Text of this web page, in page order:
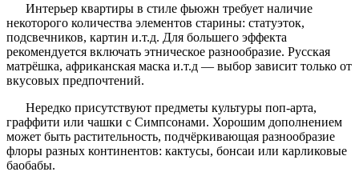
Интерьер квартиры в стиле фьюжн требует наличие
некоторого количества элементов старины: статуэток,
подсвечников, картин и.т.д. Для большего эффекта
рекомендуется включать этническое разнообразие. Русская
матрёшка, африканская маска и.т.д — выбор зависит только от
вкусовых предпочтений.
Нередко присутствуют предметы культуры поп-арта,
граффити или чашки с Симпсонами. Хорошим дополнением
может быть растительность, подчёркивающая разнообразие
флоры разных континентов: кактусы, бонсаи или карликовые
баобабы.